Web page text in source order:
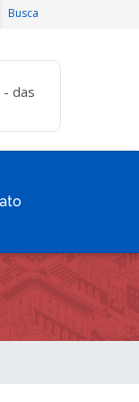
Busca
- das